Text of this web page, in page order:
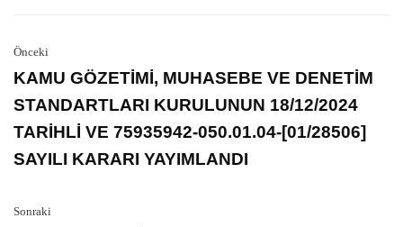
Önceki
KAMU GÖZETİMİ, MUHASEBE VE DENETİM
STANDARTLARI KURULUNUN 18/12/2024
TARİHLİ VE 75935942-050.01.04-[01/28506]
SAYILI KARARI YAYIMLANDI
Sonraki